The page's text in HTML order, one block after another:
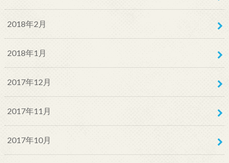
2018年2月
2018年1月
2017年12月
2017年11月
2017年10月